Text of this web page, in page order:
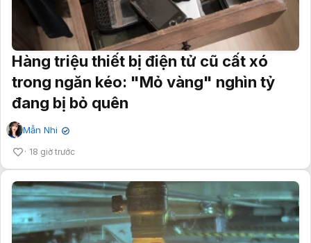
Hàng triệu thiết bị điện tử cũ cất xó
trong ngăn kéo: "Mỏ vàng" nghìn tỷ
đang bị bỏ quên
Mẫn Nhi ✔
18 giờ trước